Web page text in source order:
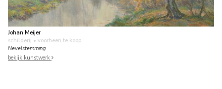
Johan Meijer
schilderij • voorheen te koop
Nevelstemming
bekijk kunstwerk